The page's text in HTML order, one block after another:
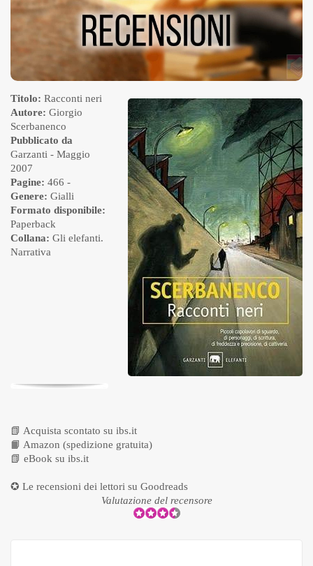
Titolo: Racconti neri
Autore: Giorgio
Scerbanenco
Pubblicato da
Garzanti - Maggio
2007
Pagine: 466 -
Genere: Gialli
Formato disponibile:
Paperback
Collana: Gli elefanti.
Narrativa
📗 Acquista scontato su ibs.it
📙 Amazon (spedizione gratuita)
📗 eBook su ibs.it
✪ Le recensioni dei lettori su Goodreads
Valutazione del recensore